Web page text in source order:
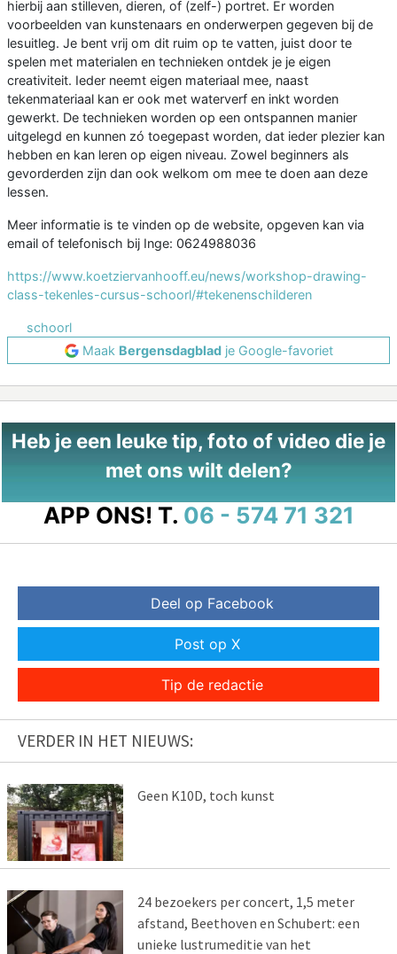
hierbij aan stilleven, dieren, of (zelf-) portret. Er worden
voorbeelden van kunstenaars en onderwerpen gegeven bij de
lesuitleg. Je bent vrij om dit ruim op te vatten, juist door te
spelen met materialen en technieken ontdek je je eigen
creativiteit. Ieder neemt eigen materiaal mee, naast
tekenmateriaal kan er ook met waterverf en inkt worden
gewerkt. De technieken worden op een ontspannen manier
uitgelegd en kunnen zó toegepast worden, dat ieder plezier kan
hebben en kan leren op eigen niveau. Zowel beginners als
gevorderden zijn dan ook welkom om mee te doen aan deze
lessen.
Meer informatie is te vinden op de website, opgeven kan via
email of telefonisch bij Inge: 0624988036
https://www.koetziervanhooff.eu/news/workshop-drawing-
class-tekenles-cursus-schoorl/#tekenenschilderen
schoorl
Maak Bergensdagbladje Google-favoriet
Heb je een leuke tip, foto of video die je
met ons wilt delen?
APP ONS! T. 06 - 574 71 321
Deel op Facebook
Post op X
Tip de redactie
VERDER IN HET NIEUWS:
Geen K10D, toch kunst
24 bezoekers per concert, 1,5 meter
afstand, Beethoven en Schubert: een
unieke lustrumeditie van het